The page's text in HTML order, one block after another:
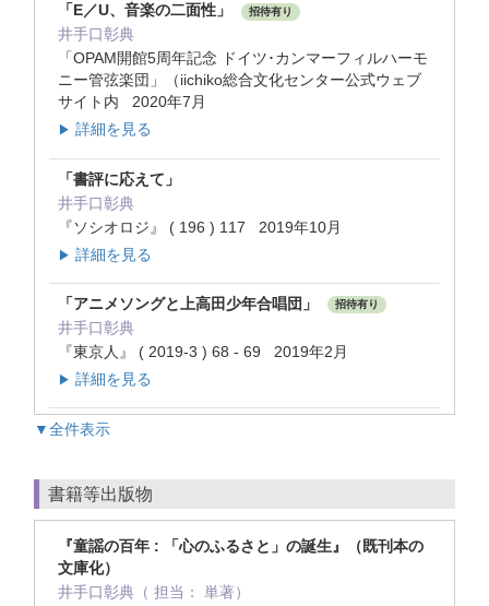
「E／U、音楽の二面性」 招待有り
井手口彰典
「OPAM開館5周年記念 ドイツ･カンマーフィルハーモ
ニー管弦楽団」（iichiko総合文化センター公式ウェブ
サイト内 2020年7月
▶ 詳細を見る
「書評に応えて」
井手口彰典
『ソシオロジ』 ( 196 ) 117 2019年10月
▶ 詳細を見る
「アニメソングと上高田少年合唱団」 招待有り
井手口彰典
『東京人』 ( 2019-3 ) 68 - 69 2019年2月
▶ 詳細を見る
▼全件表示
書籍等出版物
『童謡の百年 : 「心のふるさと」の誕生』（既刊本の
文庫化）
井手口彰典（ 担当： 単著）